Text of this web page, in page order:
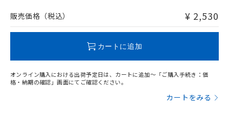
問い合わせください。
販売価格（税込） ¥ 2,530
カートに追加
オンライン購入における出荷予定日は、カートに追加～「ご購入手続き：価
格・納期の確認」画面にてご確認ください。
カートをみる